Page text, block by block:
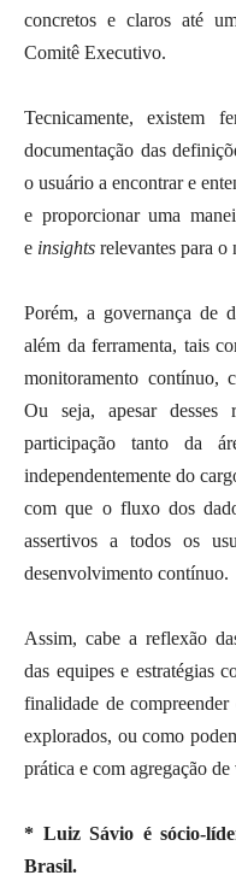
concretos e claros até
Comitê Executivo.
Tecnicamente, existem
documentação das
o usuário a encontrar e
e proporcionar uma
e insights relevantes para o
Porém, a governança de
além da ferramenta, tais
monitoramento contínuo,
Ou seja, apesar desses
participação tanto da
independentemente do
com que o fluxo dos
assertivos a todos os
desenvolvimento contínuo.
Assim, cabe a reflexão
das equipes e estratégias
finalidade de
explorados, ou como
prática e com agregação
* Luiz Sávio é sócio-
Brasil.